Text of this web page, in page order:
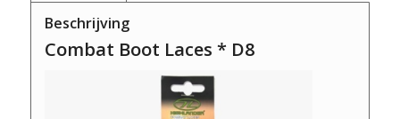
Beschrijving
Combat Boot Laces * D8